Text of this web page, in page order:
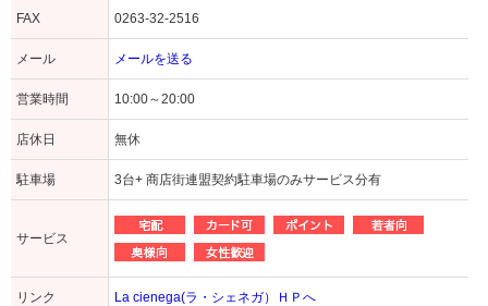
FAX 0263-32-2516
メール メールを送る
営業時間 10:00～20:00
店休日 無休
駐車場 3台+ 商店街連盟契約駐車場のみサービス分有
サービス
リンク La cienega(ラ・シェネガ）ＨＰへ